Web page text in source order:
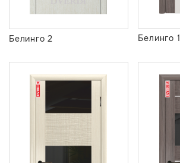
Белинго 2 Белинго